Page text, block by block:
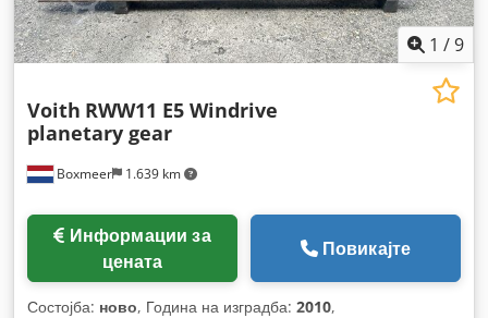
1 /9
Boxmeer 1.639 km
Voith RWW11 E5 Windrive
planetary gear
цената
Повикајте
Состојба: ново, Година на изградба: 2010,